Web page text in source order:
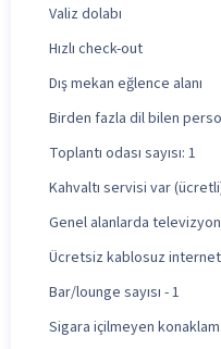
Valiz dolabı
Hızlı check-out
Dış mekan eğlence alanı
Birden fazla dil bilen
Toplantı odası sayısı: 1
Kahvaltı servisi var
Genel alanlarda televizyon
Ücretsiz kablosuz internet
Bar/lounge sayısı - 1
Sigara içilmeyen